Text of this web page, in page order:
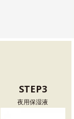
STEP3
夜用保湿液